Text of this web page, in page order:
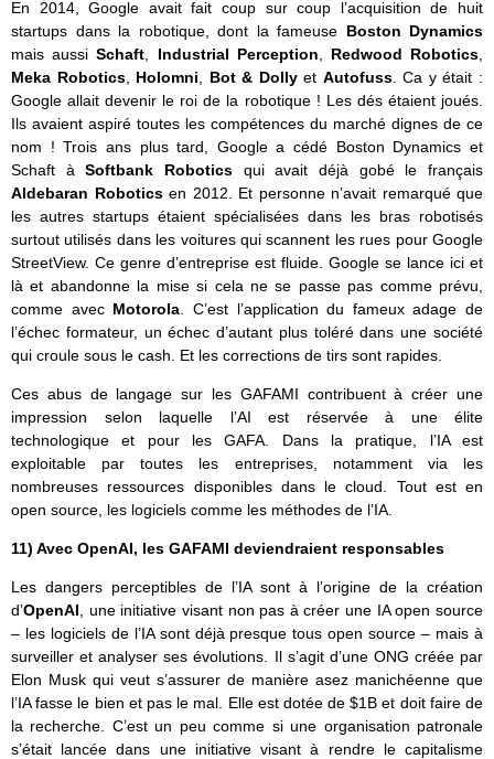
En 2014, Google avait fait coup sur coup l’acquisition de huit
startups dans la robotique, dont la fameuse Boston Dynamics
mais aussiSchaft Industrial Perception Redwood Robotics
Meka Robotics, Holomni Bot & Dollyet Autofuss. Ca y était :
Google allait devenir le roi de la robotique ! Les dés étaient joués.
Ils avaient aspiré toutes les compétences du marché dignes de ce
nom ! Trois ans plus tard, Google a cédé Boston Dynamics et
Schaft àSoftbank Robotics qui avait déjà gobé le français
Aldebaran Robotics en 2012. Et personne n’avait remarqué que
les autres startups étaient spécialisées dans les bras robotisés
surtout utilisés dans les voitures qui scannent les rues pour Google
StreetView. Ce genre d’entreprise est fluide. Google se lance ici et
là et abandonne la mise si cela ne se passe pas comme prévu,
comme avec Motorola . C’est l’application du fameux adage de
l’échec formateur, un échec d’autant plus toléré dans une société
qui croule sous le cash. Et les corrections de tirs sont rapides.
Ces abus de langage sur les GAFAMI contribuent à créer une
impression selon laquelle l’AI est réservée à une élite
technologique et pour les GAFA. Dans la pratique, l’IA est
exploitable par toutes les entreprises, notamment via les
nombreuses ressources disponibles dans le cloud. Tout est en
open source, les logiciels comme les méthodes de l’IA.
11) Avec OpenAI, les GAFAMI deviendraient responsables
Les dangers perceptibles de l’IA sont à l’origine de la création
d’OpenAI , une initiative visant non pas à créer une IA open source
– les logiciels de l’IA sont déjà presque tous open source – mais à
surveiller et analyser ses évolutions. Il s’agit d’une ONG créée par
Elon Musk qui veut s’assurer de manière asez manichéenne que
l’IA fasse le bien et pas le mal. Elle est dotée de $1B et doit faire de
la recherche. C’est un peu comme si une organisation patronale
s’était lancée dans une initiative visant à rendre le capitalisme